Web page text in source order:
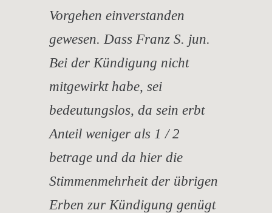
Vorgehen einverstanden
gewesen. Dass Franz S. jun.
Bei der Kündigung nicht
mitgewirkt habe, sei
bedeutungslos, da sein erbt
Anteil weniger als 1 / 2
betrage und da hier die
Stimmenmehrheit der übrigen
Erben zur Kündigung genügt